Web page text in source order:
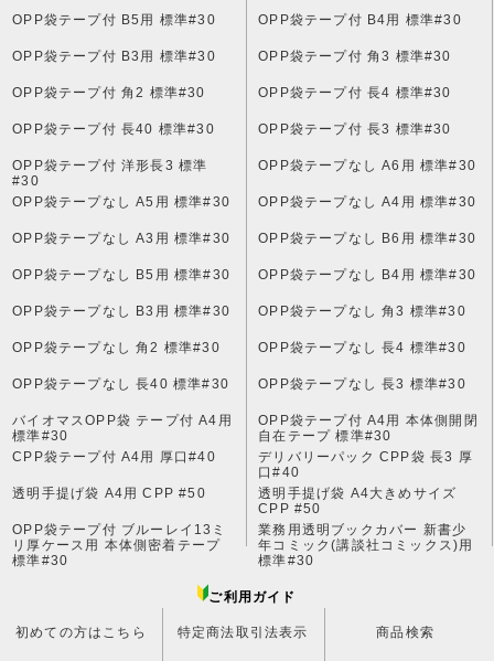
OPP袋テープ付 B5用 標準#30 OPP袋テープ付 B4用 標準#30
OPP袋テープ付 B3用 標準#30 OPP袋テープ付 角3 標準#30
OPP袋テープ付 角2 標準#30 OPP袋テープ付 長4 標準#30
OPP袋テープ付 長40 標準#30 OPP袋テープ付 長3 標準#30
OPP袋テープ付 洋形長3 標準
#30
OPP袋テープなし A6用 標準#30
OPP袋テープなし A5用 標準#30 OPP袋テープなし A4用 標準#30
OPP袋テープなし A3用 標準#30 OPP袋テープなし B6用 標準#30
OPP袋テープなし B5用 標準#30 OPP袋テープなし B4用 標準#30
OPP袋テープなし B3用 標準#30 OPP袋テープなし 角3 標準#30
OPP袋テープなし 角2 標準#30 OPP袋テープなし 長4 標準#30
OPP袋テープなし 長40 標準#30 OPP袋テープなし 長3 標準#30
バイオマスOPP袋 テープ付 A4用
標準#30
OPP袋テープ付 A4用 本体側開閉
自在テープ 標準#30
CPP袋テープ付 A4用 厚口#40
デリバリーパック CPP袋 長3 厚
口#40
透明手提げ袋 A4用 CPP #50
透明手提げ袋 A4大きめサイズ
CPP #50
OPP袋テープ付 ブルーレイ13ミ
リ厚ケース用 本体側密着テープ
標準#30
業務用透明ブックカバー 新書少
年コミック(講談社コミックス)用
標準#30
ご利用ガイド
初めての方はこちら 特定商法取引法表示 商品検索